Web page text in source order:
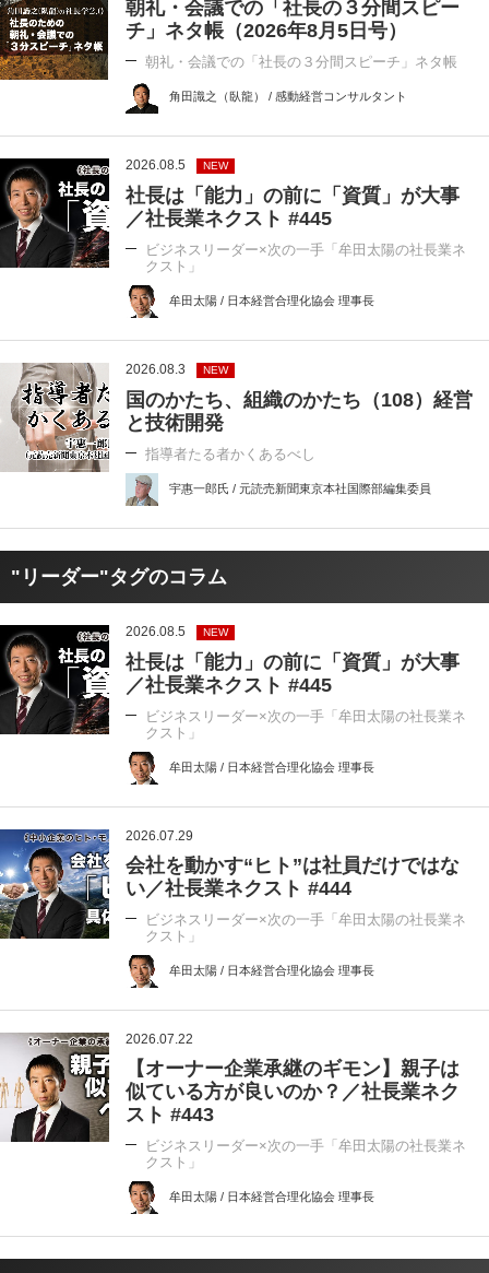
朝礼・会議での「社長の３分間スピー
チ」ネタ帳（2026年8月5日号）
朝礼・会議での「社長の３分間スピーチ」ネタ帳
角田識之（臥龍） / 感動経営コンサルタント
2026.08.5 NEW
社長は「能力」の前に「資質」が大事
／社長業ネクスト #445
ビジネスリーダー×次の一手「牟田太陽の社長業ネ
クスト」
牟田太陽 / 日本経営合理化協会 理事長
2026.08.3 NEW
国のかたち、組織のかたち（108）経営
と技術開発
指導者たる者かくあるべし
宇惠一郎氏 / 元読売新聞東京本社国際部編集委員
"リーダー"タグのコラム
2026.08.5 NEW
社長は「能力」の前に「資質」が大事
／社長業ネクスト #445
ビジネスリーダー×次の一手「牟田太陽の社長業ネ
クスト」
牟田太陽 / 日本経営合理化協会 理事長
2026.07.29
会社を動かす“ヒト”は社員だけではな
い／社長業ネクスト #444
ビジネスリーダー×次の一手「牟田太陽の社長業ネ
クスト」
牟田太陽 / 日本経営合理化協会 理事長
2026.07.22
【オーナー企業承継のギモン】親子は
似ている方が良いのか？／社長業ネク
スト #443
ビジネスリーダー×次の一手「牟田太陽の社長業ネ
クスト」
牟田太陽 / 日本経営合理化協会 理事長